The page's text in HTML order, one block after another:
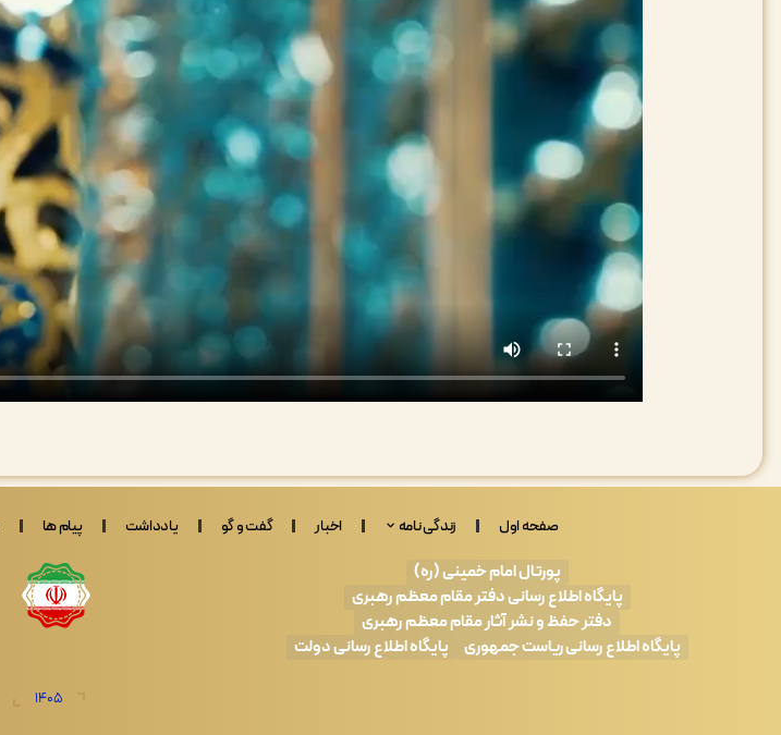
صفحه اول زندگی نامه اخبار گفت و گو یادداشت پیام ها
پورتال امام خمینی (ره)
پایگاه اطلاع رسانی دفتر مقام معظم رهبری
دفتر حفظ و نشر آثار مقام معظم رهبری
پایگاه اطلاع رسانی ریاست جمهوری
پایگاه اطلاع رسانی دولت
1405